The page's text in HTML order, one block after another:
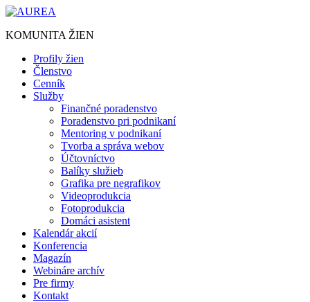
Preskočiť
obsah
KOMUNITA ŽIEN
Profily žien
Členstvo
Cenník
Služby
Finančné poradenstvo
Poradenstvo pri podnikaní
Mentoring v podnikaní
Tvorba a správa webov
Účtovníctvo
Balíky služieb
Grafika pre negrafikov
Videoprodukcia
Fotoprodukcia
Domáci asistent
Kalendár akcií
Konferencia
Magazín
Webináre archív
Pre firmy
Kontakt